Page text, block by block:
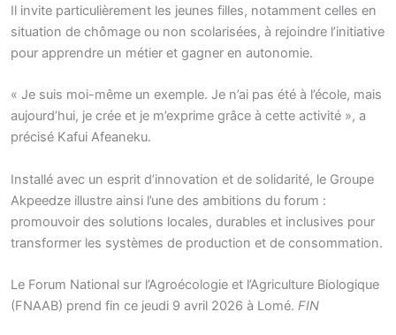
Il invite particulièrement les jeunes filles, notamment celles en
situation de chômage ou non scolarisées, à rejoindre l’initiative
pour apprendre un métier et gagner en autonomie.
« Je suis moi-même un exemple. Je n’ai pas été à l’école, mais
aujourd’hui, je crée et je m’exprime grâce à cette activité », a
précisé Kafui Afeaneku.
Installé avec un esprit d’innovation et de solidarité, le Groupe
Akpeedze illustre ainsi l’une des ambitions du forum :
promouvoir des solutions locales, durables et inclusives pour
transformer les systèmes de production et de consommation.
Le Forum National sur l’Agroécologie et l’Agriculture Biologique
(FNAAB) prend fin ce jeudi 9 avril 2026 à Lomé. FIN